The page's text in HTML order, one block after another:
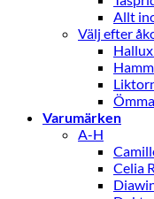
Allt
Välj efter
Varumärken
A-H
Celia